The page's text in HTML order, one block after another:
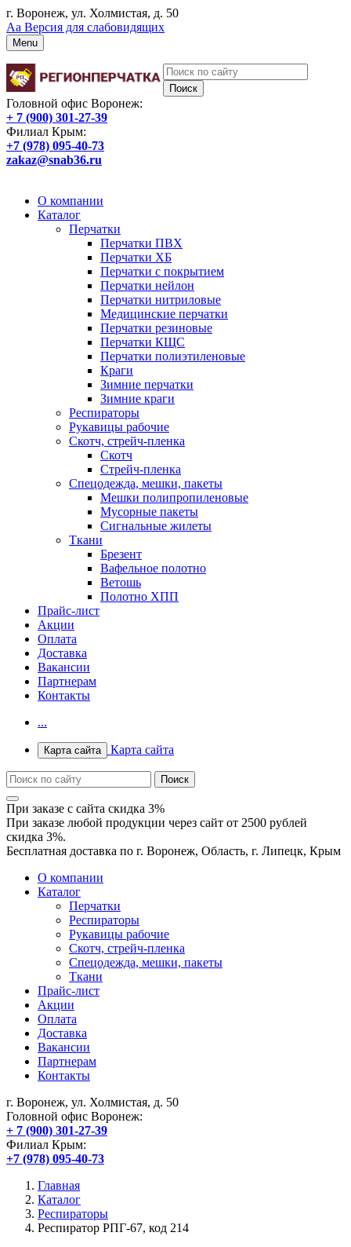
г. Воронеж, ул. Холмистая, д. 50
Аа Версия для слабовидящих
Menu
Головной офис Воронеж:
+ 7 (900) 301-27-39
Филиал Крым:
+7 (978) 095-40-73
zakaz@snab36.ru
О компании
Каталог
Перчатки
Перчатки ПВХ
Перчатки ХБ
Перчатки с покрытием
Перчатки нейлон
Перчатки нитриловые
Медицинские перчатки
Перчатки резиновые
Перчатки КЩС
Перчатки полиэтиленовые
Краги
Зимние перчатки
Зимние краги
Респираторы
Рукавицы рабочие
Скотч, стрейч-пленка
Скотч
Стрейч-пленка
Спецодежда, мешки, пакеты
Мешки полипропиленовые
Мусорные пакеты
Сигнальные жилеты
Ткани
Брезент
Вафельное полотно
Ветошь
Полотно ХПП
Прайс-лист
Акции
Оплата
Доставка
Вакансии
Партнерам
Контакты
...
Карта сайта Карта сайта
При заказе с сайта скидка 3%
При заказе любой продукции через сайт от 2500 рублей
скидка 3%.
Бесплатная доставка по г. Воронеж, Область, г. Липецк, Крым
О компании
Каталог
Перчатки
Респираторы
Рукавицы рабочие
Скотч, стрейч-пленка
Спецодежда, мешки, пакеты
Ткани
Прайс-лист
Акции
Оплата
Доставка
Вакансии
Партнерам
Контакты
г. Воронеж, ул. Холмистая, д. 50
Головной офис Воронеж:
+ 7 (900) 301-27-39
Филиал Крым:
+7 (978) 095-40-73
Главная
Каталог
Респираторы
Респиратор РПГ-67, код 214